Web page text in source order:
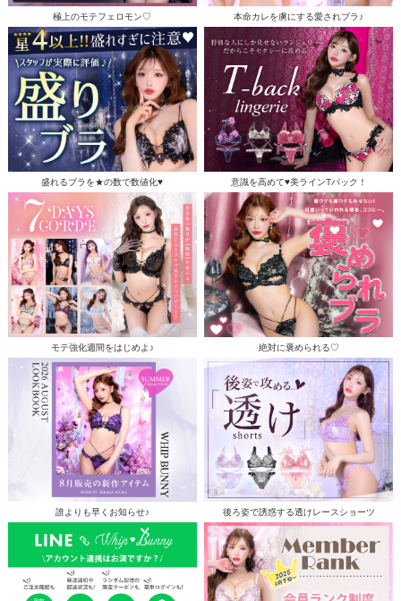
極上のモテフェロモン♡ 本命カレを虜にする愛されブラ♪
盛れるブラを★の数で数値化♥ 意識を高めて♥美ラインTバック！
モテ強化週間をはじめよ♪ 絶対に褒められる♡
誰よりも早くお知らせ♪ 後ろ姿で誘惑する透けレースショーツ